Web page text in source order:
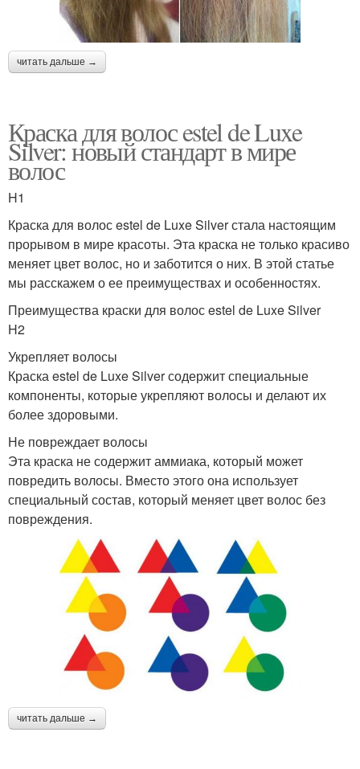
читать дальше →
Краска для волос estel de Luxe
Silver: новый стандарт в мире
волос
H1
Краска для волос estel de Luxe Silver стала настоящим
прорывом в мире красоты. Эта краска не только красиво
меняет цвет волос, но и заботится о них. В этой статье
мы расскажем о ее преимуществах и особенностях.
Преимущества краски для волос estel de Luxe Silver
H2
Укрепляет волосы
Краска estel de Luxe Silver содержит специальные
компоненты, которые укрепляют волосы и делают их
более здоровыми.
Не повреждает волосы
Эта краска не содержит аммиака, который может
повредить волосы. Вместо этого она использует
специальный состав, который меняет цвет волос без
повреждения.
читать дальше →